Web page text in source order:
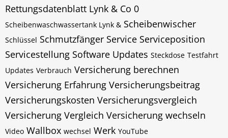
Rettungsdatenblatt Lynk & Co 0
Scheibenwaschwassertank Lynk & Scheibenwischer
Schlüssel Schmutzfänger Service Serviceposition
Servicestellung Software Updates Steckdose Testfahrt
Updates Verbrauch Versicherung berechnen
Versicherung Erfahrung Versicherungsbeitrag
Versicherungskosten Versicherungsvergleich
Versicherung Vergleich Versicherung wechseln
Video Wallbox wechsel Werk YouTube